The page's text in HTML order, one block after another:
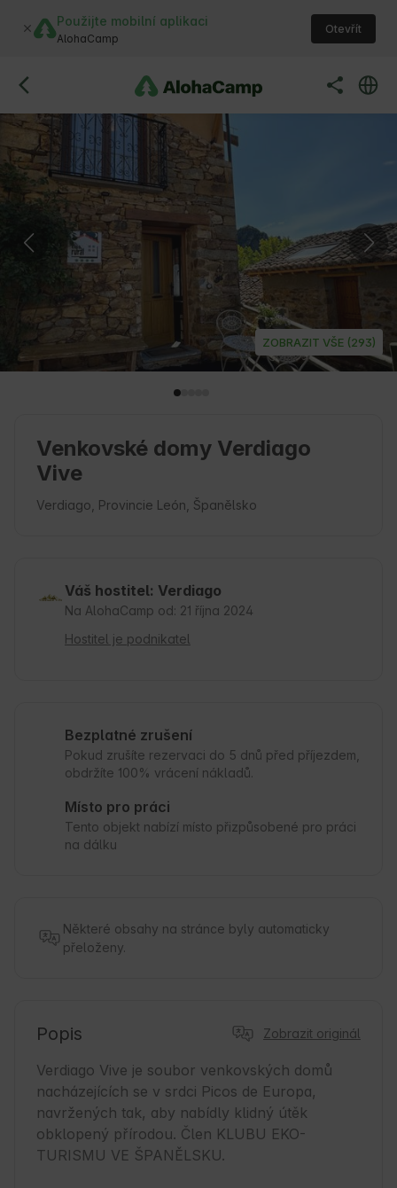
Použijte mobilní aplikaci
AlohaCamp
Otevřít
ZOBRAZIT VŠE (293)
Venkovské domy Verdiago
Vive
Verdiago, Provincie León, Španělsko
Váš hostitel: Verdiago
Na AlohaCamp od: 21 října 2024
Hostitel je podnikatel
Bezplatné zrušení
Pokud zrušíte rezervaci do 5 dnů před příjezdem,
obdržíte 100% vrácení nákladů.
Místo pro práci
Tento objekt nabízí místo přizpůsobené pro práci
na dálku
Některé obsahy na stránce byly automaticky
přeloženy.
Popis Zobrazit originál
Verdiago Vive je soubor venkovských domů
nacházejících se v srdci Picos de Europa,
navržených tak, aby nabídly klidný útěk
obklopený přírodou. Člen KLUBU EKO-
TURISMU VE ŠPANĚLSKU.